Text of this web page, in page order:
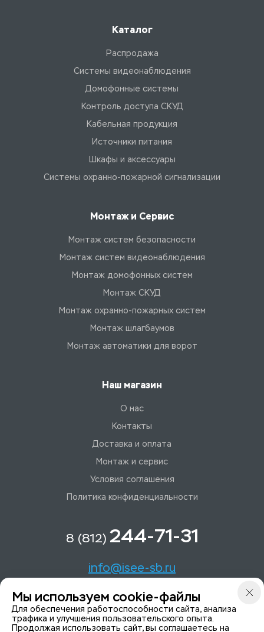
Каталог
Распродажа
Системы видеонаблюдения
Домофонные системы
Контроль доступа СКУД
Кабельная продукция
Источники питания
Шкафы и аксессуары
Системы охранно-пожарной сигнализации
Монтаж и Сервис
Монтаж систем безопасности
Монтаж систем видеонаблюдения
Монтаж домофонных систем
Монтаж СКУД
Монтаж охранно-пожарных систем
Монтаж шлагбаумов
Монтаж автоматики для ворот
Наш магазин
О нас
Контакты
Доставка и оплата
Монтаж и сервис
Условия соглашения
Политика конфиденциальности
8 (812) 244-71-31
info@isee-sb.ru
Светлановский пр-кт, д. 70, корп. 1
Мы в Telegam
Мы используем cookie-файлы
Для обеспечения работоспособности сайта, анализа
трафика и улучшения пользовательского опыта.
Продолжая использовать сайт, вы соглашаетесь на